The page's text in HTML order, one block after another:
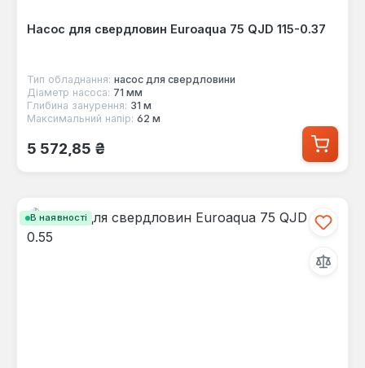
Насос для свердловин Euroaqua 75 QJD 115-0.37
Тип обладнання: насос для свердловини
Діаметр насоса: 71 мм
Глибина занурення: 31 м
Максимальний напір: 62 м
Звичайна ціна:
5 572,85 ₴
В наявності